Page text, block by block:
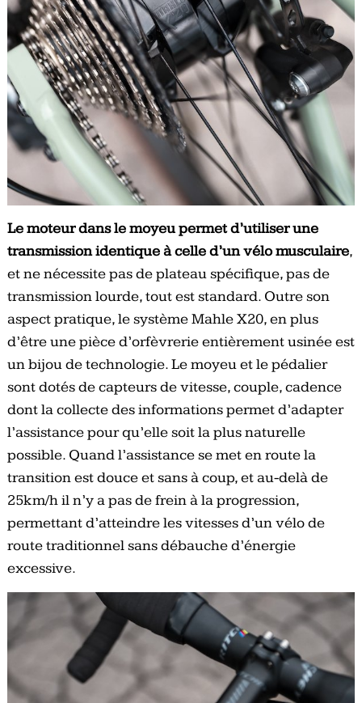
Le moteur dans le moyeu permet d’utiliser une
transmission identique à celle d’un vélo musculaire,
et ne nécessite pas de plateau spécifique, pas de
transmission lourde, tout est standard. Outre son
aspect pratique, le système Mahle X20, en plus
d’être une pièce d’orfèvrerie entièrement usinée est
un bijou de technologie. Le moyeu et le pédalier
sont dotés de capteurs de vitesse, couple, cadence
dont la collecte des informations permet d’adapter
l’assistance pour qu’elle soit la plus naturelle
possible. Quand l’assistance se met en route la
transition est douce et sans à coup, et au-delà de
25km/h il n’y a pas de frein à la progression,
permettant d’atteindre les vitesses d’un vélo de
route traditionnel sans débauche d’énergie
excessive.